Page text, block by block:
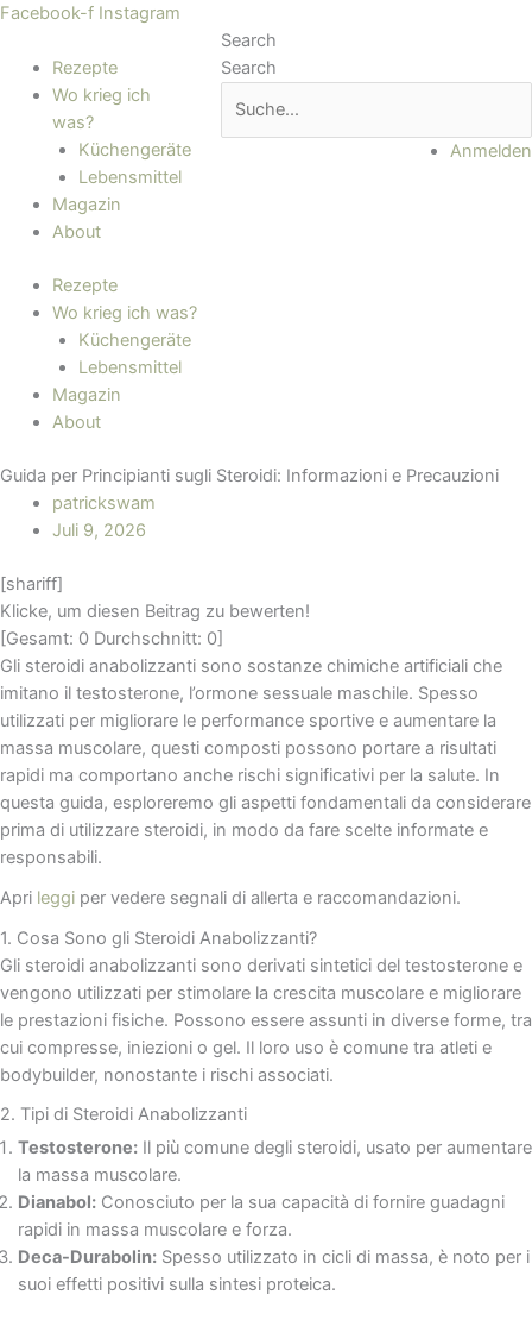
Zum
springen
Facebook-f Instagram
Search
Search
Anmelden
Rezepte
Wo krieg ich
was?
Küchengeräte
Lebensmittel
Magazin
About
Rezepte
Wo krieg ich was?
Küchengeräte
Lebensmittel
Magazin
About
Guida per Principianti sugli Steroidi: Informazioni e Precauzioni
patrickswam
Juli 9, 2026
[shariff]
Klicke, um diesen Beitrag zu bewerten!
[Gesamt: 0 Durchschnitt: 0]
Gli steroidi anabolizzanti sono sostanze chimiche artificiali che
imitano il testosterone, l’ormone sessuale maschile. Spesso
utilizzati per migliorare le performance sportive e aumentare la
massa muscolare, questi composti possono portare a risultati
rapidi ma comportano anche rischi significativi per la salute. In
questa guida, esploreremo gli aspetti fondamentali da considerare
prima di utilizzare steroidi, in modo da fare scelte informate e
responsabili.
Apri leggi per vedere segnali di allerta e raccomandazioni.
1. Cosa Sono gli Steroidi Anabolizzanti?
Gli steroidi anabolizzanti sono derivati sintetici del testosterone e
vengono utilizzati per stimolare la crescita muscolare e migliorare
le prestazioni fisiche. Possono essere assunti in diverse forme, tra
cui compresse, iniezioni o gel. Il loro uso è comune tra atleti e
bodybuilder, nonostante i rischi associati.
2. Tipi di Steroidi Anabolizzanti
Testosterone: Il più comune degli steroidi, usato per aumentare
la massa muscolare.
Dianabol: Conosciuto per la sua capacità di fornire guadagni
rapidi in massa muscolare e forza.
Deca-Durabolin: Spesso utilizzato in cicli di massa, è noto per i
suoi effetti positivi sulla sintesi proteica.